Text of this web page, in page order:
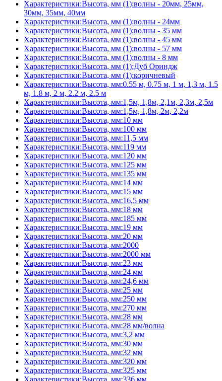
Характеристики:Высота, мм (1):волны - 20мм, 25мм,
30мм, 35мм, 40мм
Характеристики:Высота, мм (1):волны - 24мм
Характеристики:Высота, мм (1):волны - 35 мм
Характеристики:Высота, мм (1):волны - 45 мм
Характеристики:Высота, мм (1):волны - 57 мм
Характеристики:Высота, мм (1):волны - 8 мм
Характеристики:Высота, мм (1):Дуб Ориндж
Характеристики:Высота, мм (1):коричневый
Характеристики:Высота, мм:0.55 м, 0.75 м, 1 м, 1,3 м, 1.5
м, 1.8 м, 2 м, 2.2 м, 2.5 м
Характеристики:Высота, мм:1,5м, 1,8м, 2,1м, 2,3м, 2,5м
Характеристики:Высота, мм:1,5м, 1,8м, 2м, 2,2м
Характеристики:Высота, мм:10 мм
Характеристики:Высота, мм:100 мм
Характеристики:Высота, мм:11,5 мм
Характеристики:Высота, мм:119 мм
Характеристики:Высота, мм:120 мм
Характеристики:Высота, мм:125 мм
Характеристики:Высота, мм:135 мм
Характеристики:Высота, мм:14 мм
Характеристики:Высота, мм:15 мм
Характеристики:Высота, мм:16,5 мм
Характеристики:Высота, мм:18 мм
Характеристики:Высота, мм:185 мм
Характеристики:Высота, мм:19 мм
Характеристики:Высота, мм:20 мм
Характеристики:Высота, мм:2000
Характеристики:Высота, мм:2000 мм
Характеристики:Высота, мм:23 мм
Характеристики:Высота, мм:24 мм
Характеристики:Высота, мм:24,6 мм
Характеристики:Высота, мм:25 мм
Характеристики:Высота, мм:250 мм
Характеристики:Высота, мм:270 мм
Характеристики:Высота, мм:28 мм
Характеристики:Высота, мм:28 мм/волна
Характеристики:Высота, мм:3,2 мм
Характеристики:Высота, мм:30 мм
Характеристики:Высота, мм:32 мм
Характеристики:Высота, мм:320 мм
Характеристики:Высота, мм:325 мм
Характеристики:Высота, мм:336 мм